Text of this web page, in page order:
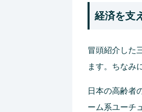
経済を支
冒頭紹介した
ます。ちなみ
日本の高齢者
ーム系ユーチ